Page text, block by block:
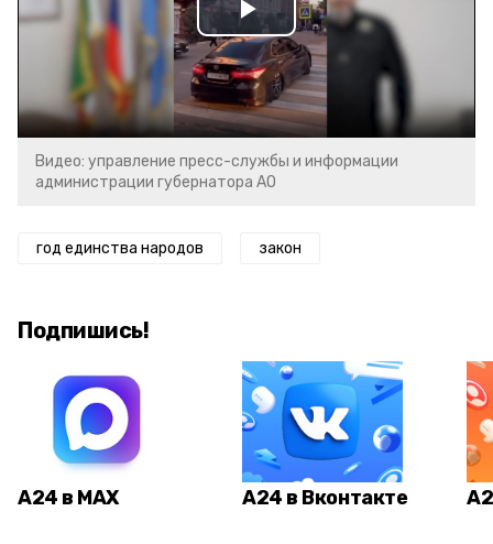
Play
Video
Видео: управление пресс-службы и информации
администрации губернатора АО
год единства народов закон
Подпишись!
А24 в MAX А24 в Вконтакте